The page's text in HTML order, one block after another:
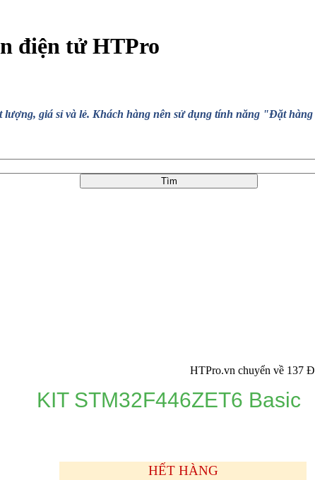
điện tử HTPro
giá sỉ và lẻ. Khách hàng nên sử dụng tính năng "Đặt
HTPro.vn chuyển về 137 Đường
KIT STM32F446ZET6 Basic
HẾT HÀNG